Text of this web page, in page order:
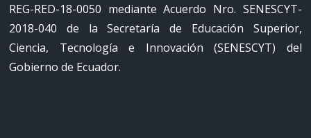
REG-RED-18-0050 mediante Acuerdo Nro. SENESCYT-
2018-040 de la Secretaría de Educación Superior,
Ciencia, Tecnología e Innovación (SENESCYT) del
Gobierno de Ecuador.